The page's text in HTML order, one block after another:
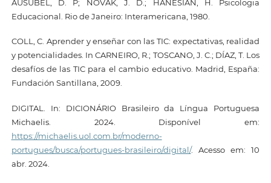
AUSUBEL, D. P; NOVAK, J. D.; HANESIAN, H. Psicologia
Educacional. Rio de Janeiro: Interamericana, 1980.
COLL, C. Aprender y enseñar con las TIC: expectativas, realidad
y potencialidades. In CARNEIRO, R.; TOSCANO, J. C.; DÍAZ, T. Los
desafíos de las TIC para el cambio educativo. Madrid, España:
Fundación Santillana, 2009.
DIGITAL. In: DICIONÁRIO Brasileiro da Língua Portuguesa
Michaelis. 2024. Disponível em:
https://michaelis.uol.com.br/moderno-
portugues/busca/portugues-brasileiro/digital/. Acesso em: 10
abr. 2024.